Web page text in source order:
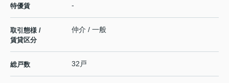
特優賃 -
取引態様 /
賃貸区分
仲介 / 一般
総戸数 32戸